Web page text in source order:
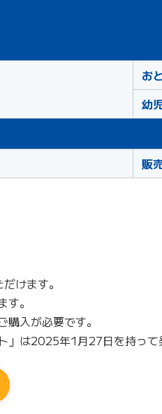
お
幼
販
けます。
。
入が必要です。
は2025年1月27日を持って